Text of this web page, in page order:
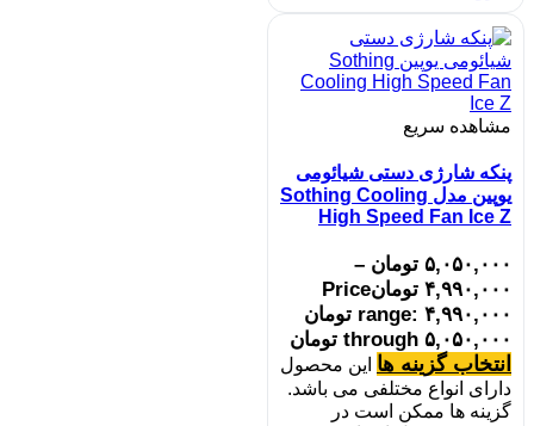
مشاهده سریع
پنکه شارژی دستی شیائومی
یوپین مدل Sothing Cooling
High Speed Fan Ice Z
۵,۰۵۰,۰۰۰ تومان –
۴,۹۹۰,۰۰۰ تومانPrice
range: ۴,۹۹۰,۰۰۰ تومان
through ۵,۰۵۰,۰۰۰ تومان
انتخاب گزینه ها این محصول
دارای انواع مختلفی می باشد.
گزینه ها ممکن است در